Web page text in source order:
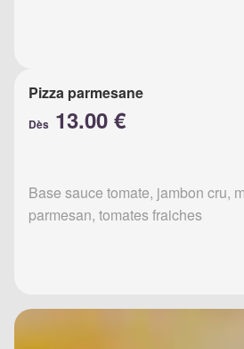
Pizza parmesane
Dès 13.00 €
Base sauce tomate, jambon cru,
parmesan, tomates fraiches